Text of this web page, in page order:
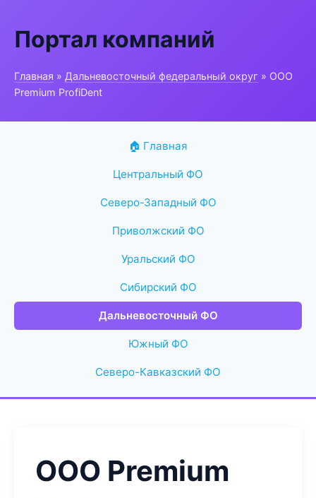
Портал компаний
Главная » Дальневосточный федеральный округ » ООО
Premium ProfiDent
🏠 Главная
Центральный ФО
Северо-Западный ФО
Приволжский ФО
Уральский ФО
Сибирский ФО
Дальневосточный ФО
Южный ФО
Северо-Кавказский ФО
ООО Premium